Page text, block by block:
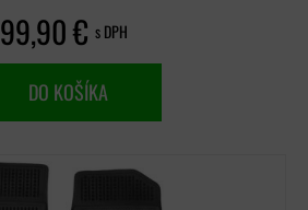
99,90 € s DPH
DO KOŠÍKA